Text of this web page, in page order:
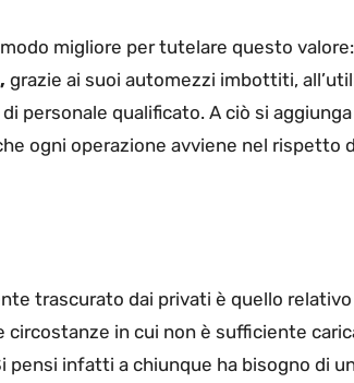
migliore per tutelare questo valore:
grazie ai suoi automezzi imbottiti,
personale qualificato. A ciò si
ogni operazione avviene nel rispetto
trascurato dai privati è quello relativo
in cui non è sufficiente
pensi infatti a chiunque ha bisogno di